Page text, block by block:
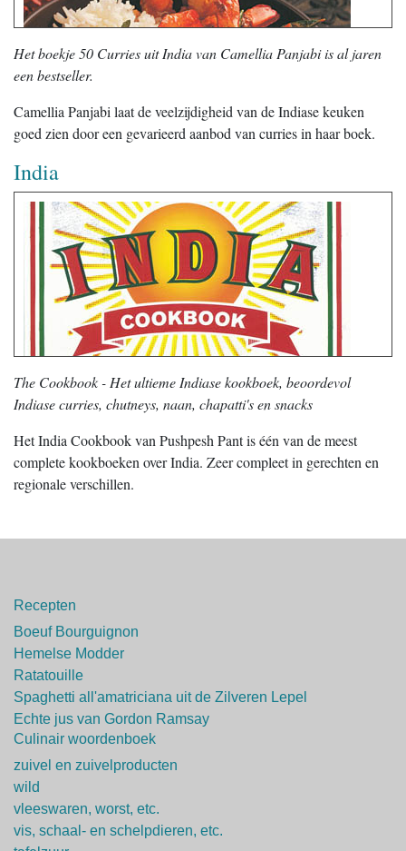
Het boekje 50 Curries uit India van Camellia Panjabi is al jaren
een bestseller.
Camellia Panjabi laat de veelzijdigheid van de Indiase keuken
goed zien door een gevarieerd aanbod van curries in haar boek.
India
The Cookbook - Het ultieme Indiase kookboek, beoordevol
Indiase curries, chutneys, naan, chapatti's en snacks
Het India Cookbook van Pushpesh Pant is één van de meest
complete kookboeken over India. Zeer compleet in gerechten en
regionale verschillen.
Recepten
Boeuf Bourguignon
Hemelse Modder
Ratatouille
Spaghetti all'amatriciana uit de Zilveren Lepel
Echte jus van Gordon Ramsay
Culinair woordenboek
zuivel en zuivelproducten
wild
vleeswaren, worst, etc.
vis, schaal- en schelpdieren, etc.